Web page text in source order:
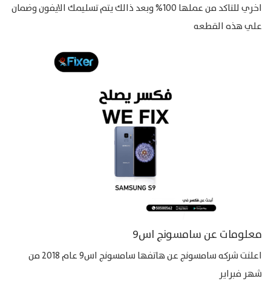
اخري للتاكد من عملها 100% وبعد ذالك يتم تسليمك الايفون وضمان
علي هذه القطعه
معلومات عن سامسونج اس9
اعلنت شركه سامسونج عن هاتفها سامسونج اس9 عام 2018 من
شهر فبراير